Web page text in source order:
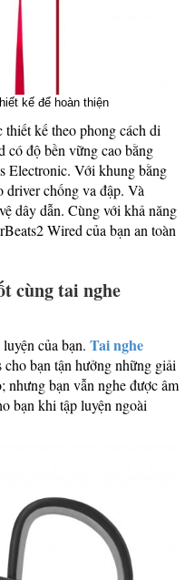
kế để hoàn thiện
thiết kế theo phong cách di
có độ bền vững cao bằng
Electronic. Với khung bằng
driver chống va đập. Và
dây dẫn. Cùng với khả năng
Wired của bạn an toàn
cùng tai nghe
của bạn. Tai nghe
cho bạn tận hưởng những giải
nhưng bạn vẫn nghe được âm
bạn khi tập luyện ngoài